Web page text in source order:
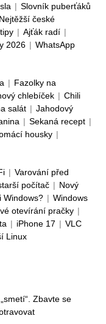
| Slovník puberťáků
Nejtěžší české
| Ajťák radí |
2026 | WhatsApp
| Fazolky na
chlebíček | Chili
salát | Jahodový
| Sekaná recept |
housky |
| Varování před
počítač | Nový
Windows? | Windows
otevírání pračky |
| iPhone 17 | VLC
Linux
Zbavte se